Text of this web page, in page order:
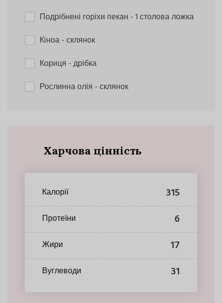
Подрібнені горіхи пекан - 1 столова ложка
Кіноа- склянок
Кориця - дрібка
Рослинна олія - склянок
Харчова цінність
Калорії 315
Протеїни 6
Жири 17
Вуглеводи 31